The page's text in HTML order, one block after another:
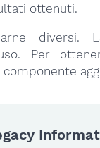
ottenuti.
diversi.
Per